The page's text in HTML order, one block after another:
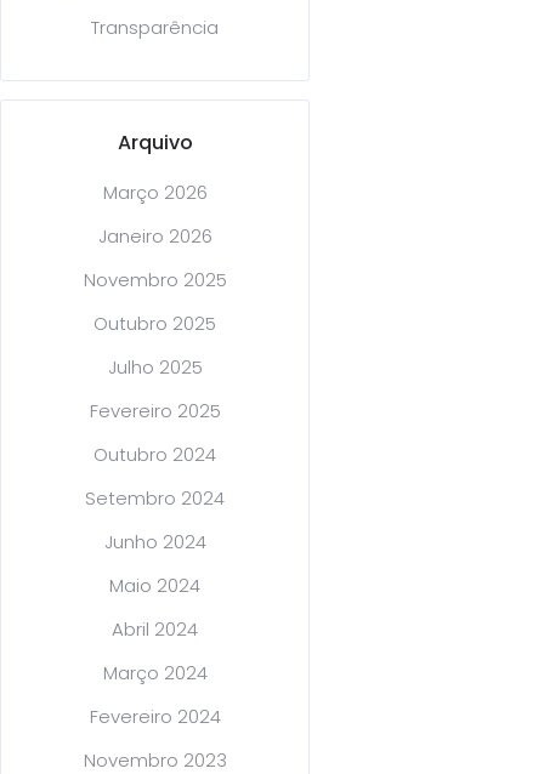
Transparência
Arquivo
Março 2026
Janeiro 2026
Novembro 2025
Outubro 2025
Julho 2025
Fevereiro 2025
Outubro 2024
Setembro 2024
Junho 2024
Maio 2024
Abril 2024
Março 2024
Fevereiro 2024
Novembro 2023